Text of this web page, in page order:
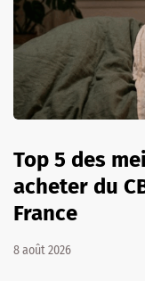
Top 5 des
acheter du
France
8 août 2026